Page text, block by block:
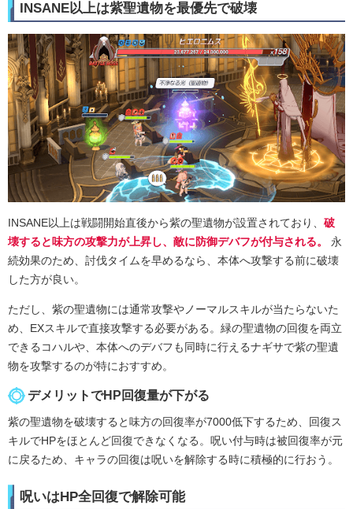
INSANE以上は紫聖遺物を最優先で破壊
INSANE以上は戦闘開始直後から紫の聖遺物が設置されており、 破
壊すると味方の攻撃力が上昇し、敵に防御デバフが付与される。
永
続効果のため、討伐タイムを早めるなら、本体へ攻撃する前に破壊
した方が良い。
ただし、紫の聖遺物には通常攻撃やノーマルスキルが当たらないた
め、EXスキルで直接攻撃する必要がある。緑の聖遺物の回復を両立
できるコハルや、本体へのデバフも同時に行えるナギサで紫の聖遺
物を攻撃するのが特におすすめ。
デメリットでHP回復量が下がる
紫の聖遺物を破壊すると味方の回復率が7000低下するため、回復ス
キルでHPをほとんど回復できなくなる。呪い付与時は被回復率が元
に戻るため、キャラの回復は呪いを解除する時に積極的に行おう。
呪いはHP全回復で解除可能